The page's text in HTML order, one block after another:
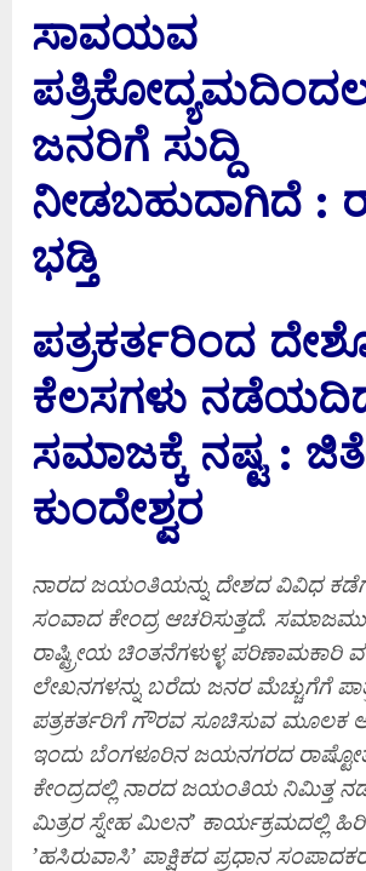
ಸಾವಯವ
ಜನರಿಗೆ ಸುದ್ದಿ
ನೀಡಬಹುದಾಗಿದೆ :
ಭಡ್ತಿ
ಪತ್ರಕರ್ತರಿಂದ
ಕೆಲಸಗಳು
ಸಮಾಜಕ್ಕೆ ನಷ್ಟ :
ಕುಂದೇಶ್ವರ
ನಾರದ ಜಯಂತಿಯನ್ನು ದೇಶದ ವಿವಿಧ
ಸಂವಾದ ಕೇಂದ್ರ ಆಚರಿಸುತ್ತದೆ.
ರಾಷ್ಟ್ರೀಯ ಚಿಂತನೆಗಳುಳ್ಳ ಪರಿಣಾಮಕಾರಿ
ಲೇಖನಗಳನ್ನು ಬರೆದು ಜನರ ಮೆಚ್ಚುಗೆಗೆ
ಪತ್ರಕರ್ತರಿಗೆ ಗೌರವ ಸೂಚಿಸುವ ಮೂಲಕ
ಇಂದು ಬೆಂಗಳೂರಿನ ಜಯನಗರದ
ಕೇಂದ್ರದಲ್ಲಿ ನಾರದ ಜಯಂತಿಯ ನಿಮಿತ್ತ
ಮಿತ್ರರ ಸ್ನೇಹ ಮಿಲನ’ ಕಾರ್ಯಕ್ರಮದಲ್ಲಿ
’ಹಸಿರುವಾಸಿ’ ಪಾಕ್ಷಿಕದ ಪ್ರಧಾನ